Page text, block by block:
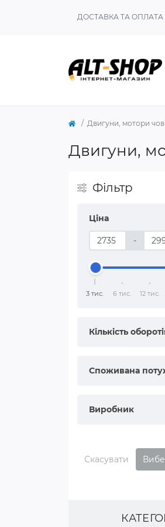
ДОСТАВКА ТА ОПЛАТА
Двигуни, мотори
Двигуни,
Фільтр
Ціна
-
3 тис. 6 тис. 12 тис.
Кількість
Споживана
Виробник
Скасувати